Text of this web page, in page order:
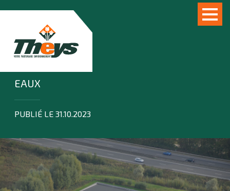
EAUX
PUBLIÉ LE 31.10.2023